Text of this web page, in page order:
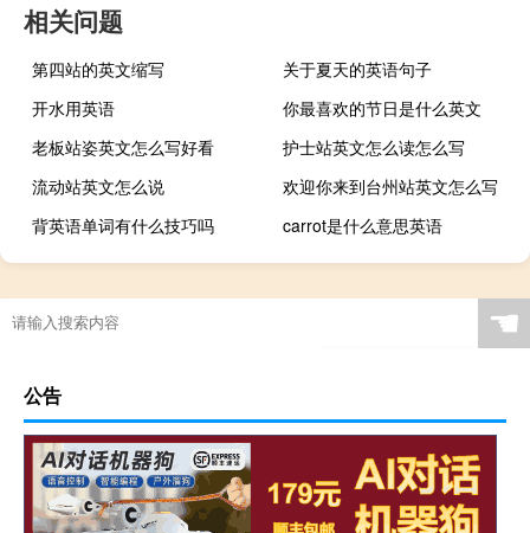
相关问题
第四站的英文缩写
关于夏天的英语句子
开水用英语
你最喜欢的节日是什么英文
老板站姿英文怎么写好看
护士站英文怎么读怎么写
流动站英文怎么说
欢迎你来到台州站英文怎么写
背英语单词有什么技巧吗
carrot是什么意思英语
☚
公告